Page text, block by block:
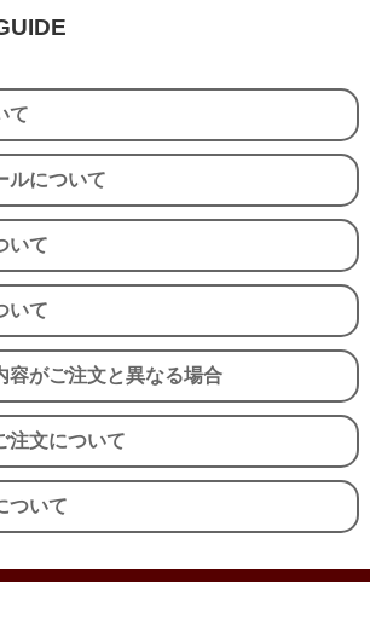
て
ルについて
いて
いて
容がご注文と異なる場合
注文について
ついて